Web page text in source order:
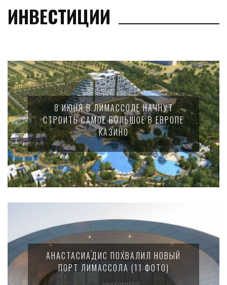
ИНВЕСТИЦИИ
8 ИЮНЯ В ЛИМАССОЛЕ НАЧНУТ
СТРОИТЬ САМОЕ БОЛЬШОЕ В ЕВРОПЕ
КАЗИНО
АНАСТАСИАДИС ПОХВАЛИЛ НОВЫЙ
ПОРТ ЛИМАССОЛА (11 ФОТО)